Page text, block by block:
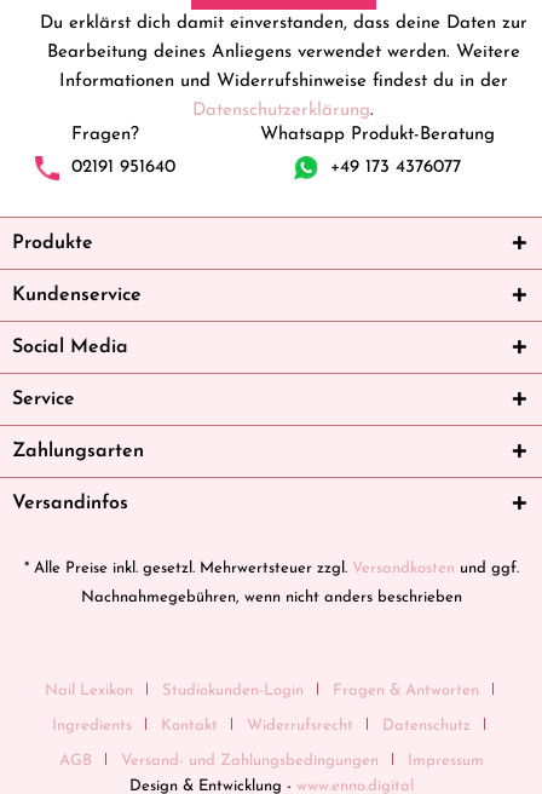
Du erklärst dich damit einverstanden, dass deine Daten zur
Bearbeitung deines Anliegens verwendet werden. Weitere
Informationen und Widerrufshinweise findest du in der
Datenschutzerklärung.
Fragen?
02191 951640
Whatsapp Produkt-Beratung
+49 173 4376077
Produkte
Kundenservice
Social Media
Service
Zahlungsarten
Versandinfos
* Alle Preise inkl. gesetzl. Mehrwertsteuer zzgl. Versandkosten und ggf.
Nachnahmegebühren, wenn nicht anders beschrieben
Nail Lexikon Studiokunden-Login Fragen & Antworten
Ingredients Kontakt Widerrufsrecht Datenschutz
AGB Versand- und Zahlungsbedingungen
Impressum
Design & Entwicklung - www.enno.digital